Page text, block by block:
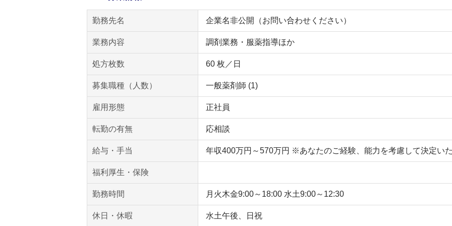
勤務先名 企業名非公開（お問い合わせください）
業務内容 調剤業務・服薬指導ほか
処方枚数 60 枚／日
募集職種（人数） 一般薬剤師 (1)
雇用形態 正社員
転勤の有無 応相談
給与・手当 年収400万円～570万円 ※あなたのご経験、能力を考慮して決定い
福利厚生・保険
勤務時間 月火木金9:00～18:00 水土9:00～12:30
休日・休暇 水土午後、日祝